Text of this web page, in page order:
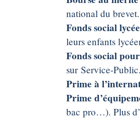
national du
Fonds social
leurs enfants
Fonds social
sur Service-
Prime à
Prime
bac pro…). Plus